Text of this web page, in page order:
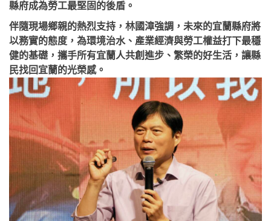
縣府成為勞工最堅固的後盾。
伴隨現場鄉親的熱烈支持，林國漳強調，未來的宜蘭縣府將
以務實的態度，為環境治水、產業經濟與勞工權益打下最穩
健的基礎，攜手所有宜蘭人共創進步、繁榮的好生活，讓縣
民找回宜蘭的光榮感。